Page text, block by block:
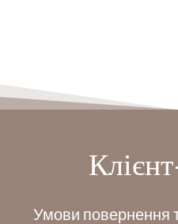
Умови повернення